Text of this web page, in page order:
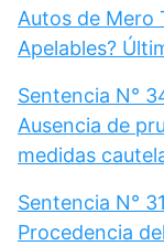
Autos de Mero
Apelables?
Sentencia N°
Ausencia de
medidas
Sentencia N°
Procedencia